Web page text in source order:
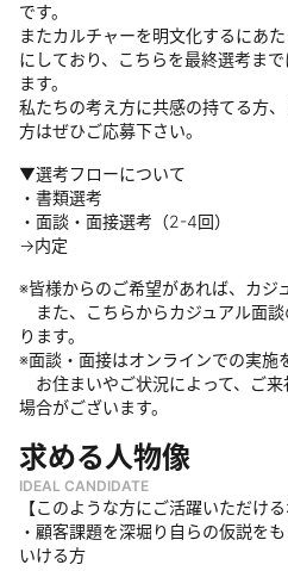
です。
またカルチャーを明文化するにあ
にしており、こちらを最終選考ま
ます。
私たちの考え方に共感の持てる方
方はぜひご応募下さい。
▼選考フローについて
・書類選考
・面談・面接選考（2-4回）
→内定
※皆様からのご希望があれば、カジ
また、こちらからカジュアル面
ります。
※面談・面接はオンラインでの実施
お住まいやご状況によって、ご
場合がございます。
求める人物像
IDEAL CANDIDATE
【このような方にご活躍いただけ
・顧客課題を深堀り自らの仮説を
いける方